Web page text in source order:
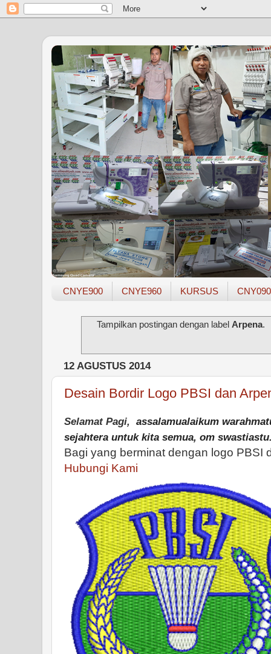
CNYE900 CNYE960 KURSUS
Tampilkan postingan dengan labelArpena.
12 AGUSTUS 2014
Desain Bordir Logo PBSI dan
Selamat Pagi, assalamualaikum
sejahtera untuk kita semua, om
Bagi yang berminat dengan logo PBSI
Hubungi Kami